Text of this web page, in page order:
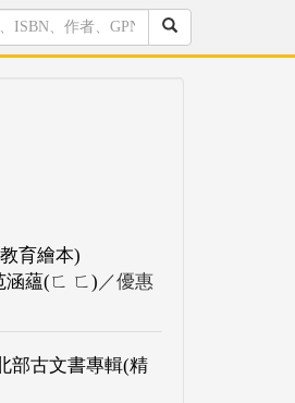
育繪本)
涵蘊(ㄈ ㄈ) ／優惠
部古文書專輯(精